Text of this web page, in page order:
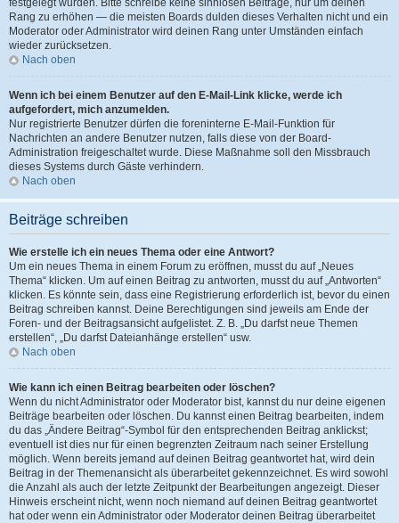
festgelegt wurden. Bitte schreibe keine sinnlosen Beiträge, nur um deinen
Rang zu erhöhen — die meisten Boards dulden dieses Verhalten nicht und ein
Moderator oder Administrator wird deinen Rang unter Umständen einfach
wieder zurücksetzen.
Nach oben
Wenn ich bei einem Benutzer auf den E-Mail-Link klicke, werde ich
aufgefordert, mich anzumelden.
Nur registrierte Benutzer dürfen die foreninterne E-Mail-Funktion für
Nachrichten an andere Benutzer nutzen, falls diese von der Board-
Administration freigeschaltet wurde. Diese Maßnahme soll den Missbrauch
dieses Systems durch Gäste verhindern.
Nach oben
Beiträge schreiben
Wie erstelle ich ein neues Thema oder eine Antwort?
Um ein neues Thema in einem Forum zu eröffnen, musst du auf „Neues
Thema“ klicken. Um auf einen Beitrag zu antworten, musst du auf „Antworten“
klicken. Es könnte sein, dass eine Registrierung erforderlich ist, bevor du einen
Beitrag schreiben kannst. Deine Berechtigungen sind jeweils am Ende der
Foren- und der Beitragsansicht aufgelistet. Z. B. „Du darfst neue Themen
erstellen“, „Du darfst Dateianhänge erstellen“ usw.
Nach oben
Wie kann ich einen Beitrag bearbeiten oder löschen?
Wenn du nicht Administrator oder Moderator bist, kannst du nur deine eigenen
Beiträge bearbeiten oder löschen. Du kannst einen Beitrag bearbeiten, indem
du das „Ändere Beitrag“-Symbol für den entsprechenden Beitrag anklickst;
eventuell ist dies nur für einen begrenzten Zeitraum nach seiner Erstellung
möglich. Wenn bereits jemand auf deinen Beitrag geantwortet hat, wird dein
Beitrag in der Themenansicht als überarbeitet gekennzeichnet. Es wird sowohl
die Anzahl als auch der letzte Zeitpunkt der Bearbeitungen angezeigt. Dieser
Hinweis erscheint nicht, wenn noch niemand auf deinen Beitrag geantwortet
hat oder wenn ein Administrator oder Moderator deinen Beitrag überarbeitet